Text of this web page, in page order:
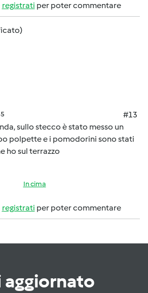
registrati per poter commentare
#13
sullo stecco è stato messo un
polpette e i pomodorini sono stati
ho sul terrazzo
In cima
registrati per poter commentare
aggiornato